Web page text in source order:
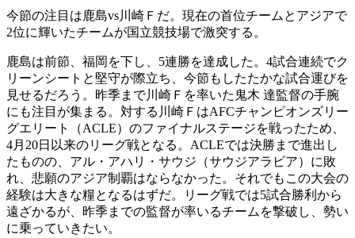
今節の注目は鹿島vs川崎Ｆだ。現在の首位チームとアジアで
2位に輝いたチームが国立競技場で激突する。
鹿島は前節、福岡を下し、5連勝を達成した。4試合連続でク
リーンシートと堅守が際立ち、今節もしたたかな試合運びを
見せるだろう。昨季まで川崎Ｆを率いた鬼木 達監督の手腕
にも注目が集まる。対する川崎ＦはAFCチャンピオンズリー
グエリート（ACLE）のファイナルステージを戦ったため、
4月20日以来のリーグ戦となる。ACLEでは決勝まで進出し
たものの、アル・アハリ・サウジ（サウジアラビア）に敗
れ、悲願のアジア制覇はならなかった。それでもこの大会の
経験は大きな糧となるはずだ。リーグ戦では5試合勝利から
遠ざかるが、昨季までの監督が率いるチームを撃破し、勢い
に乗っていきたい。